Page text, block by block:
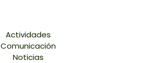
Actividades
Comunicación
Noticias